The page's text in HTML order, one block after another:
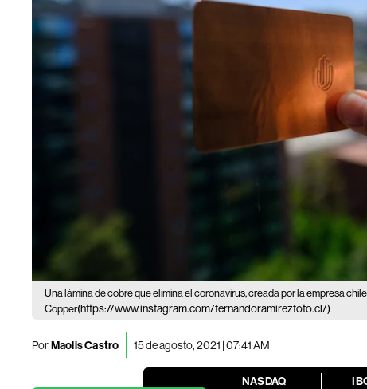
Una lámina de cobre que elimina el coronavirus, creada por la empresa
Copper(https://www.instagram.com/fernandoramirezfoto.cl/)
PorMaolis Castro 15 de agosto, 2021 | 07:41 AM
NASDAQ